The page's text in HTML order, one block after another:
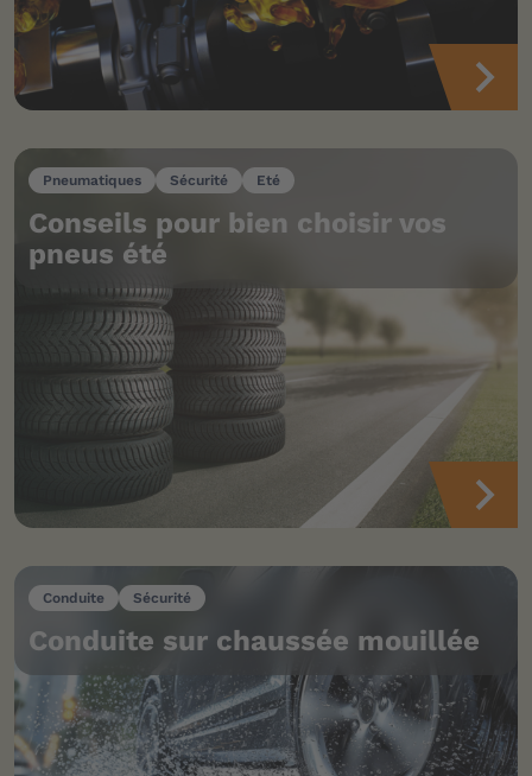
Pneumatiques Sécurité Eté
Conseils pour bien choisir vos
pneus été
Conduite Sécurité
Conduite sur chaussée mouillée